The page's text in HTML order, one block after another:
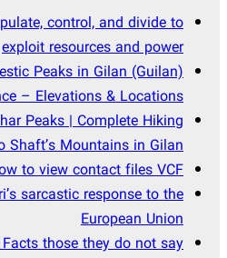
control, and divide to
exploit resources and power
Peaks in Gilan (Guilan)
– Elevations & Locations
Peaks | Complete Hiking
Shaft’s Mountains in Gilan
to view contact files VCF?
sarcastic response to the
European Union
those they do not say!